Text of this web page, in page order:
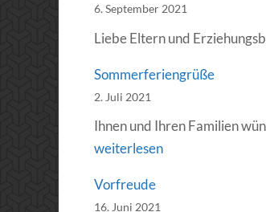
6. September 2021
Liebe Eltern und
Sommerferiengrüße
2. Juli 2021
Ihnen und Ihren Familien
weiterlesen
Vorfreude
16. Juni 2021